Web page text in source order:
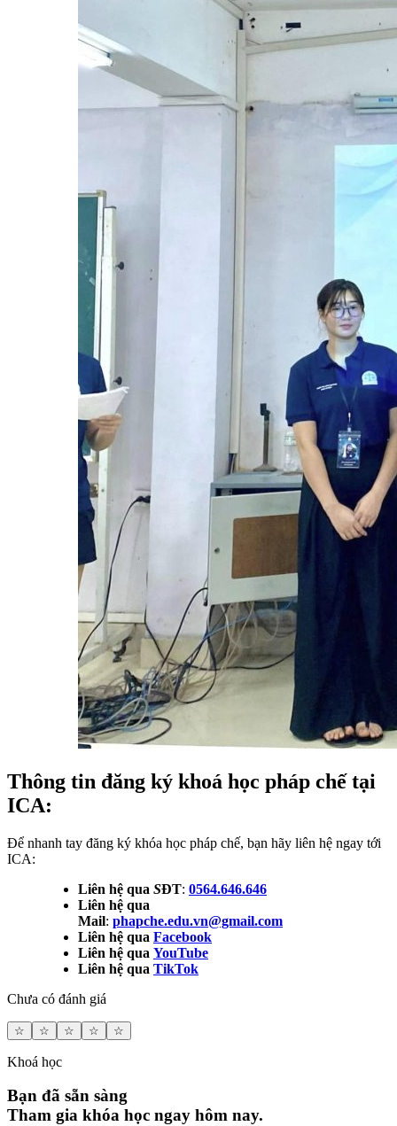
Thông tin đăng ký khoá học pháp chế tại
ICA:
Để nhanh tay đăng ký khóa học pháp chế, bạn hãy liên hệ ngay tới
ICA:
Liên hệ qua SĐT: 0564.646.646
Liên hệ qua
Mail: phapche.edu.vn@gmail.com
Liên hệ qua Facebook
Liên hệ qua YouTube
Liên hệ qua TikTok
Chưa có đánh giá
☆ ☆ ☆ ☆ ☆
Khoá học
Bạn đã sẵn sàng
Tham gia khóa học ngay hôm nay.